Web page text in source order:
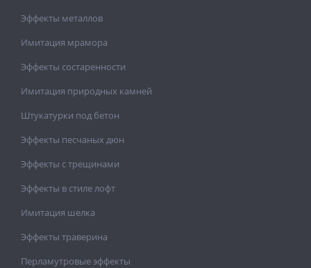
Эффекты металлов
Имитация мрамора
Эффекты состаренности
Имитация природных камней
Штукатурки под бетон
Эффекты песчаных дюн
Эффекты с трещинами
Эффекты в стиле лофт
Имитация шелка
Эффекты траверина
Перламутровые эффекты